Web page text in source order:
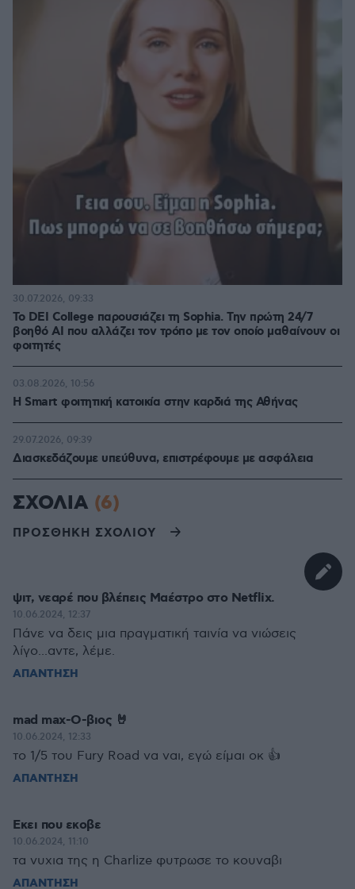
Το DEI College παρουσιάζει τη Sophia. Την πρώτη 24/7
βοηθό AI που αλλάζει τον τρόπο με τον οποίο μαθαίνουν οι
φοιτητές
30.07.2026, 09:33
Η Smart φοιτητική κατοικία στην καρδιά της Αθήνας
03.08.2026, 10:56
Διασκεδάζουμε υπεύθυνα, επιστρέφουμε με ασφάλεια
29.07.2026, 09:39
ΣΧΟΛΙΑ (6)
ΠΡΟΣΘΗΚΗ ΣΧΟΛΙΟΥ
ψιτ, νεαρέ που βλέπεις Μαέστρο στο Netflix.
10.06.2024, 12:37
Πάνε να δεις μια πραγματική ταινία να νιώσεις
λίγο...αντε, λέμε.
ΑΠΑΝΤΗΣΗ
mad max-Ο-βιος 🤘
10.06.2024, 12:33
το 1/5 του Fury Road να ναι, εγώ είμαι οκ 👍
ΑΠΑΝΤΗΣΗ
Εκει που εκοβε
10.06.2024, 11:10
τα νυχια της η Charlize φυτρωσε το κουναβι
ΑΠΑΝΤΗΣΗ